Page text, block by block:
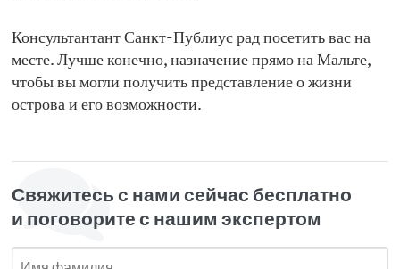
Консультантант Санкт-Публиус рад посетить вас на
месте. Лучше конечно, назначение прямо на Мальте,
чтобы вы могли получить представление о жизни
острова и его возможности.
Свяжитесь с нами сейчас бесплатно
и поговорите с нашим экспертом